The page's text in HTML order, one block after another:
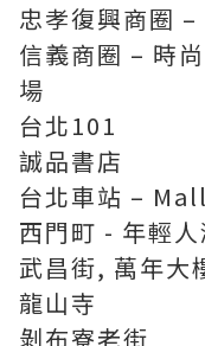
忠孝復興商圈
信義商圈 – 時
場
台北101
誠品書店
台北車站 –
西門町 - 年輕
武昌街, 萬年大
龍山寺
剝布寮老街